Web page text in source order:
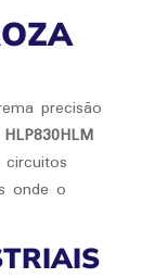
precisão
onde o